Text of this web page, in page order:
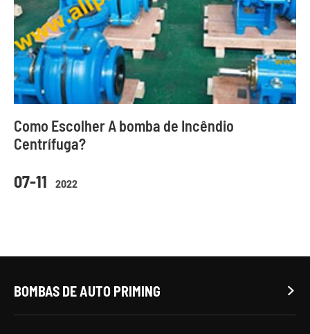
07-11 2022
Como Escolher A bomba de Incêndio
Centrífuga?
BOMBAS DE AUTO PRIMING 